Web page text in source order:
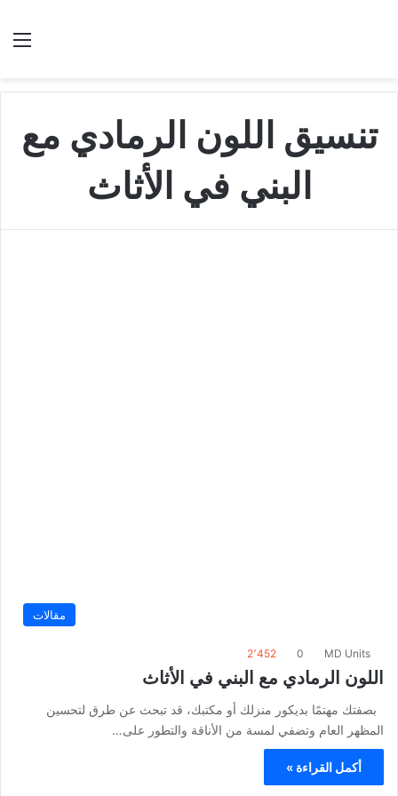
تنسيق اللون الرمادي مع
البني في الأثاث
مقالات
MD Units
0 2٬452
اللون الرمادي مع البني في الأثاث
بصفتك مهتمًا بديكور منزلك أو مكتبك، قد تبحث عن طرق لتحسين
المظهر العام وتضفي لمسة من الأناقة والتطور على…
أكمل القراءة »